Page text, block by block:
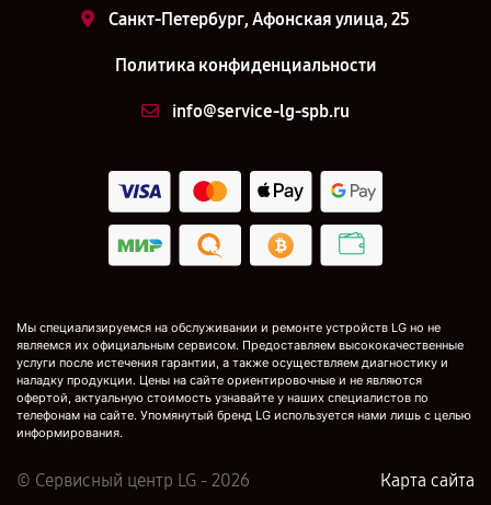
Санкт-Петербург, Афонская улица, 25
Политика конфиденциальности
info@service-lg-spb.ru
Мы специализируемся на обслуживании и ремонте устройств LG но не
являемся их официальным сервисом. Предоставляем высококачественные
услуги после истечения гарантии, а также осуществляем диагностику и
наладку продукции. Цены на сайте ориентировочные и не являются
офертой, актуальную стоимость узнавайте у наших специалистов по
телефонам на сайте. Упомянутый бренд LG используется нами лишь с целью
информирования.
© Сервисный центр LG - 2026 Карта сайта